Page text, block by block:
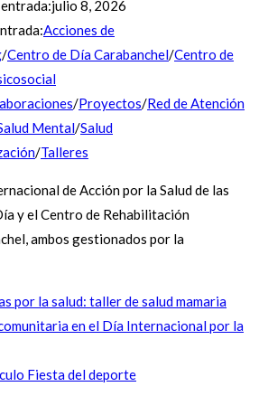
julio 8, 2026
Acciones de
/Centro de Día Carabanchel/Centro de
/Proyectos/Red de Atención
Mental/Salud
/Talleres
de Acción por la Salud de las
y el Centro de Rehabilitación
ambos gestionados por la
por la salud: taller de salud mamaria
en el Día Internacional por la